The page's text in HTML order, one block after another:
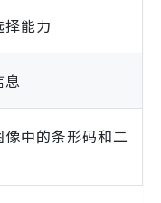
能力
息
中的条形码和二